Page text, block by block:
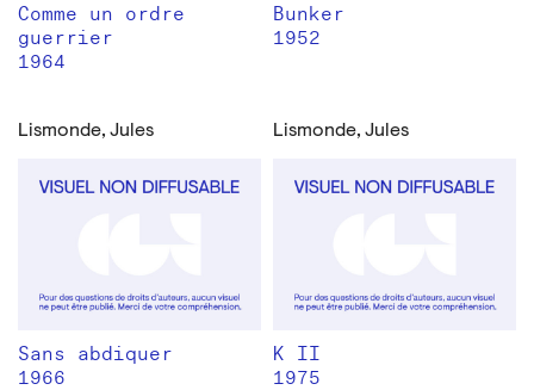
Comme un ordre
guerrier
1964
Bunker
1952
Lismonde, Jules
Sans abdiquer
1966
Lismonde, Jules
K II
1975